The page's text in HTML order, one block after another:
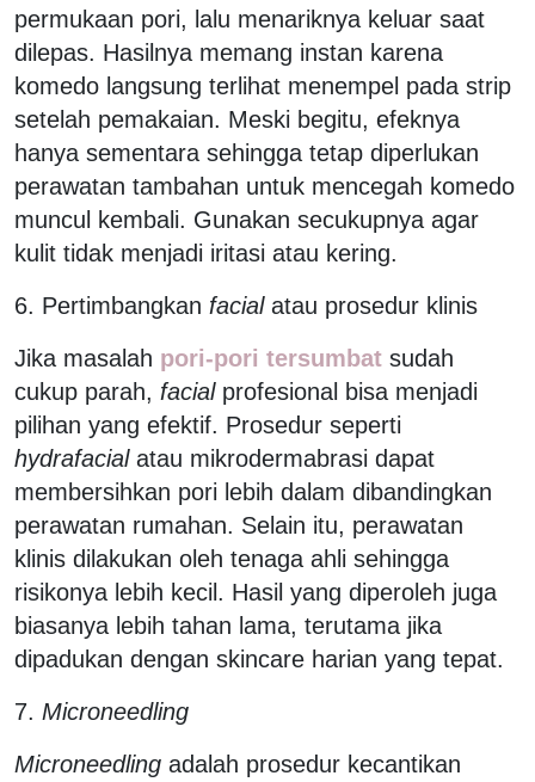
permukaan pori, lalu menariknya keluar saat
dilepas. Hasilnya memang instan karena
komedo langsung terlihat menempel pada strip
setelah pemakaian. Meski begitu, efeknya
hanya sementara sehingga tetap diperlukan
perawatan tambahan untuk mencegah komedo
muncul kembali. Gunakan secukupnya agar
kulit tidak menjadi iritasi atau kering.
6. Pertimbangkan facialatau prosedur klinis
Jika masalah pori-pori tersumbat sudah
cukup parah, facialprofesional bisa menjadi
pilihan yang efektif. Prosedur seperti
hydrafacialatau mikrodermabrasi dapat
membersihkan pori lebih dalam dibandingkan
perawatan rumahan. Selain itu, perawatan
klinis dilakukan oleh tenaga ahli sehingga
risikonya lebih kecil. Hasil yang diperoleh juga
biasanya lebih tahan lama, terutama jika
dipadukan dengan skincare harian yang tepat.
7. Microneedling
Microneedling adalah prosedur kecantikan